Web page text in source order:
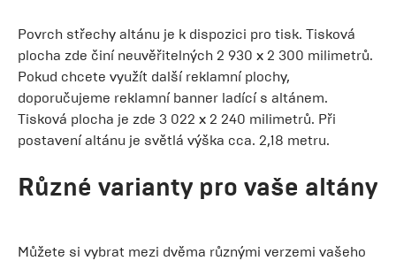
Povrch střechy altánu je k dispozici pro tisk. Tisková
plocha zde činí neuvěřitelných 2 930 x 2 300 milimetrů.
Pokud chcete využít další reklamní plochy,
doporučujeme reklamní banner ladící s altánem.
Tisková plocha je zde 3 022 x 2 240 milimetrů. Při
postavení altánu je světlá výška cca. 2,18 metru.
Různé varianty pro vaše altány
Můžete si vybrat mezi dvěma různými verzemi vašeho